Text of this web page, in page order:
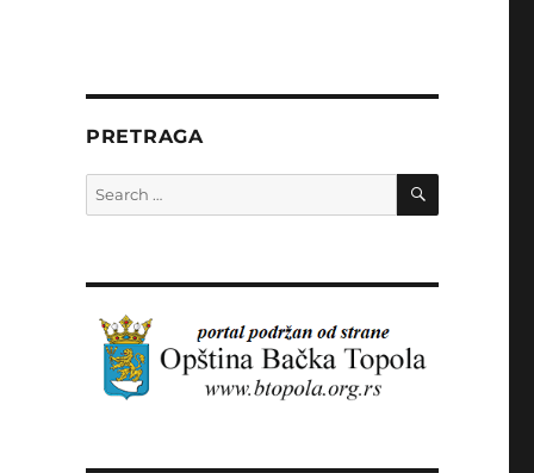
PRETRAGA
Search
for:
SEARCH